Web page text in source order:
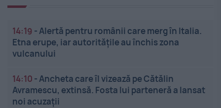
14:19 -Alertă pentru românii care merg în Italia.
Etna erupe, iar autoritățile au închis zona
vulcanului
14:10 -Ancheta care îl vizează pe Cătălin
Avramescu, extinsă. Fosta lui parteneră a lansat
noi acuzații